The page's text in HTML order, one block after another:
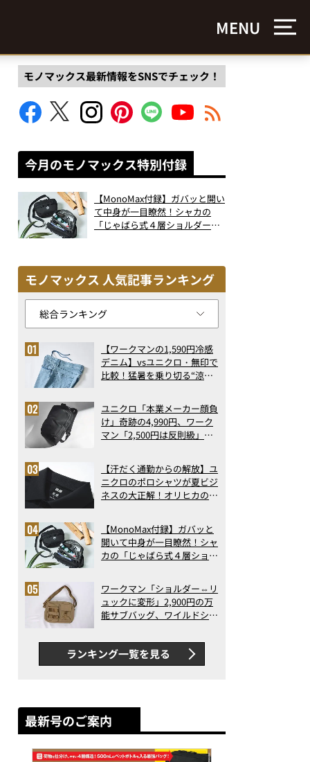
MENU
モノマックス最新情報をSNSでチェック！
今月のモノマックス特別付録
【MonoMax付録】ガバッと開い
て中身が一目瞭然！シャカの
「じゃばら式４層ショルダーバ
モノマックス 人気記事ランキング
【ワークマンの1,590円冷感
デニム】vsユニクロ・無印で
比較！猛暑を乗り切る“涼感
で決定版
ユニクロ「本業メーカー顔負
け」奇跡の4,990円、ワーク
マン「2,500円は反則級」凄
ト3】（2026年6月版）
【汗だく通勤からの解放】ユ
ニクロのポロシャツが夏ビジ
ネスの大正解！オリヒカの透
アの実力
【MonoMax付録】ガバッと
開いて中身が一目瞭然！シャ
カの「じゃばら式４層ショル
った！
ワークマン「ショルダー⇔リ
ュックに変形」2,900円の万
能サブバッグ、ワイルドシン
録…ほか【休日バッグの人気
記事ランキングベスト3】
（2026年6月版）
ランキング一覧を見る
最新号のご案内